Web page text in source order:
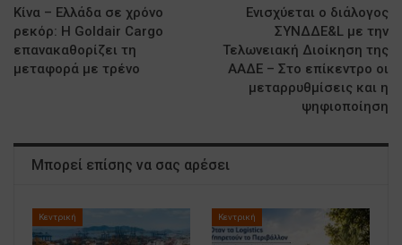
Κίνα – Ελλάδα σε χρόνο
ρεκόρ: Η Goldair Cargo
επανακαθορίζει τη
μεταφορά με τρένο
Ενισχύεται ο διάλογος
ΣΥΝΔΔΕ&L με την
Τελωνειακή Διοίκηση της
ΑΑΔΕ – Στο επίκεντρο οι
μεταρρυθμίσεις και η
ψηφιοποίηση
Μπορεί επίσης να σας αρέσει
Κεντρική Κεντρική